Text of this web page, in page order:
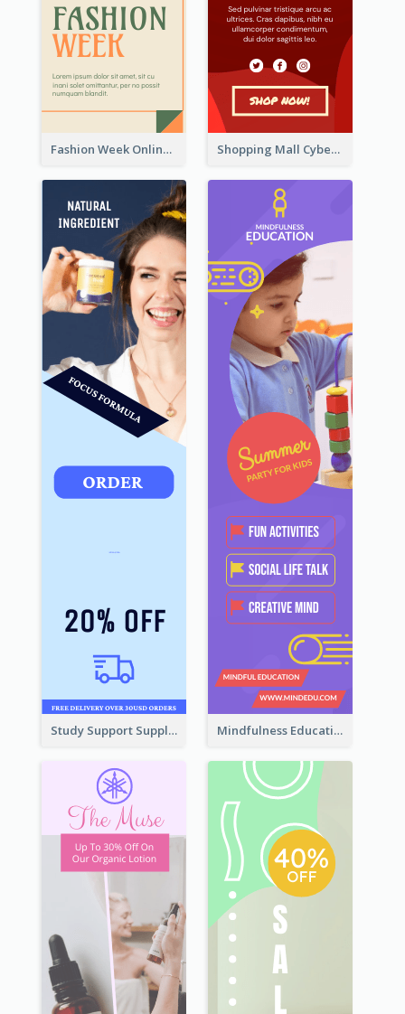
Fashion Week Online Sale Skyscraper Banner Shopping Mall Cyber Monday Sale Wide Skyscraper Banner
Study Support Supplement Wide Skyscraper Banner Design Mindfulness Education Wide Skyscraper Banner